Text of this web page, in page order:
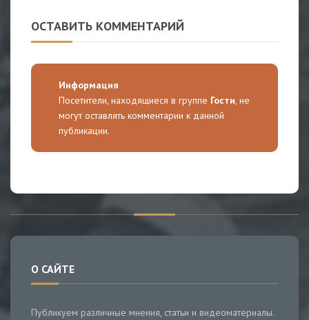
ОСТАВИТЬ КОММЕНТАРИЙ
Информация
Посетители, находящиеся в группе Гости, не
могут оставлять комментарии к данной
публикации.
О САЙТЕ
Публикуем различные мнения, статьи и видеоматериалы.